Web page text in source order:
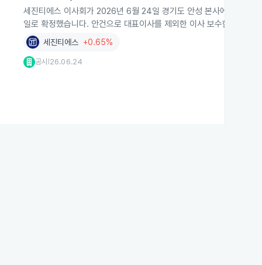
세진티에스 이사회가 2026년 6월 24일 경기도 안성 본사에서
일로 확정했습니다. 안건으로 대표이사를 제외한 이사 보수한도액
세진티에스 +0.65%
공시 26.06.24